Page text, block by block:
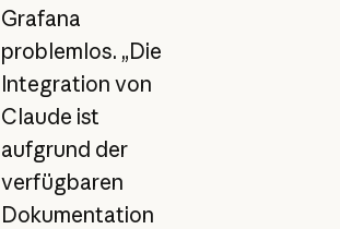
Grafana
problemlos. „Die
Integration von
Claude ist
aufgrund der
verfügbaren
Dokumentation